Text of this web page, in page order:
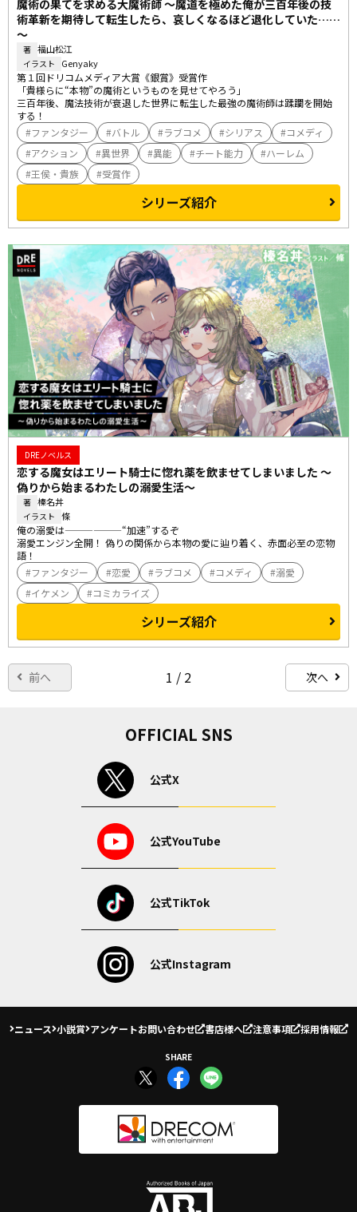
魔術の果てを求める大魔術師 ～魔道を極めた俺が三百年後の技
術革新を期待して転生したら、哀しくなるほど退化していた……
～
著 福山松江
イラスト Genyaky
第１回ドリコムメディア大賞《銀賞》受賞作
「貴様らに“本物”の魔術というものを見せてやろう」
三百年後、魔法技術が衰退した世界に転生した最強の魔術師は蹂躙を開始
する！
ファンタジー
バトル ラブコメ シリアス
コメディ
アクション
異世界 異能 チート能力
ハーレム
王侯・貴族
受賞作
シリーズ紹介
DREノベルス
恋する魔女はエリート騎士に惚れ薬を飲ませてしまいました ～
偽りから始まるわたしの溺愛生活～
著 榛名丼
イラスト 條
俺の溺愛は――――――“加速”するぞ
溺愛エンジン全開！ 偽りの関係から本物の愛に辿り着く、赤面必至の恋物
語！
ファンタジー
恋愛 ラブコメ コメディ
溺愛
イケメン
コミカライズ
シリーズ紹介
前へ 1 / 2 次へ
OFFICIAL SNS
公式X
公式YouTube
公式TikTok
公式Instagram
ニュース 小説賞 アンケートお問い合わせ 書店様へ 注意事項 採用情報
SHARE